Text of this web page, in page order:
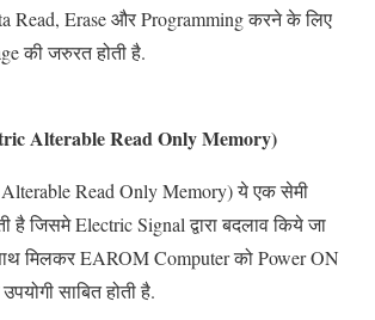
Read, Erase और Programming करने के लिए
की जरुरत होती है.
Alterable Read Only Memory)
Read Only Memory) ये एक सेमी
जिसमे Electric Signal द्वारा बदलाव किये जा
मिलकर EAROM Computer को Power ON
साबित होती है.